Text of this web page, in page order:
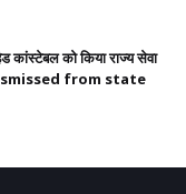
कांस्टेबल को किया राज्य सेवा
from state